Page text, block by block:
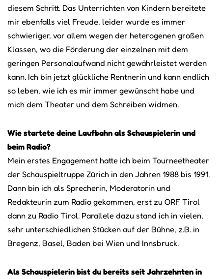
diesem Schritt. Das Unterrichten von Kindern bereitete
mir ebenfalls viel Freude, leider wurde es immer
schwieriger, vor allem wegen der heterogenen großen
Klassen, wo die Förderung der einzelnen mit dem
geringen Personalaufwand nicht gewährleistet werden
kann. Ich bin jetzt glückliche Rentnerin und kann endlich
so leben, wie ich es mir immer gewünscht habe und
mich dem Theater und dem Schreiben widmen.
Wie startete deine Laufbahn als Schauspielerin und
beim Radio?
Mein erstes Engagement hatte ich beim Tourneetheater
der Schauspieltruppe Zürich in den Jahren 1988 bis 1991.
Dann bin ich als Sprecherin, Moderatorin und
Redakteurin zum Radio gekommen, erst zu ORF Tirol
dann zu Radio Tirol. Parallele dazu stand ich in vielen,
sehr unterschiedlichen Stücken auf der Bühne, z.B. in
Bregenz, Basel, Baden bei Wien und Innsbruck.
Als Schauspielerin bist du bereits seit Jahrzehnten in